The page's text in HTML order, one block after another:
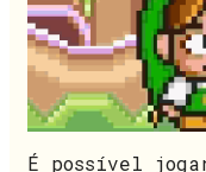
É possível